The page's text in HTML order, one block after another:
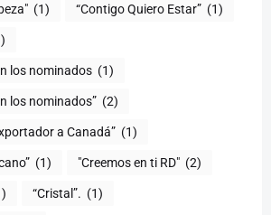
(1) “Contigo Quiero Estar” (1)
los nominados (1)
los nominados” (2)
a Canadá” (1)
(1) "Creemos en ti RD" (2)
“Cristal”. (1)